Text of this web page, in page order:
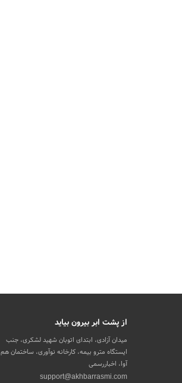
از پشت ابر بیرون بیاید
میدان آزادی، ابتدای اتوبان شهید لشکری، جنب
ایستگاه مترو بیمه، کارخانه نوآوری، ساختمان هم
آوا، اخباررسمی
support@akhbarrasmi.com